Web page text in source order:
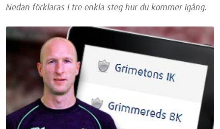
Nedan förklaras i tre enkla steg hur du kommer igång.